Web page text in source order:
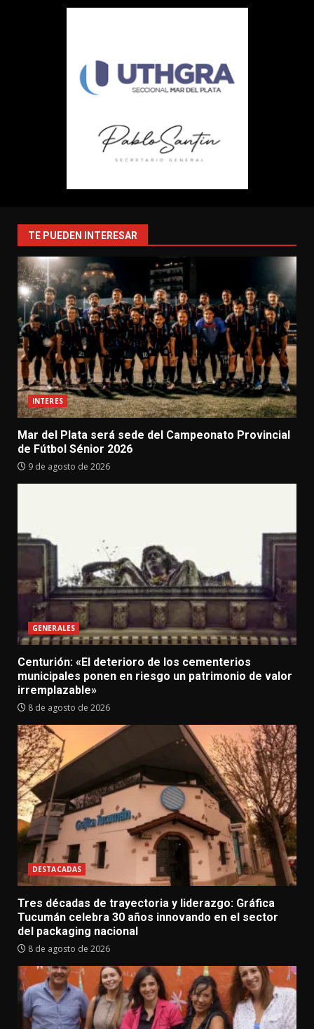
TE PUEDEN INTERESAR
INTERES
Mar del Plata será sede del Campeonato Provincial
de Fútbol Sénior 2026
9 de agosto de 2026
GENERALES
Centurión: «El deterioro de los cementerios
municipales ponen en riesgo un patrimonio de valor
irremplazable»
8 de agosto de 2026
DESTACADAS
Tres décadas de trayectoria y liderazgo: Gráfica
Tucumán celebra 30 años innovando en el sector
del packaging nacional
8 de agosto de 2026